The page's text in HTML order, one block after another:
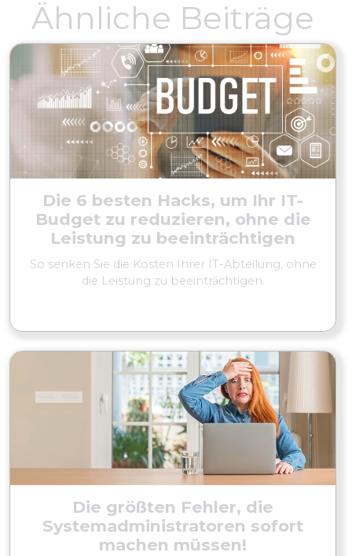
Ähnliche Beiträge
Die 6 besten Hacks, um Ihr IT-
Budget zu reduzieren, ohne die
Leistung zu beeinträchtigen
So senken Sie die Kosten Ihrer IT-Abteilung, ohne
die Leistung zu beeinträchtigen.
Die größten Fehler, die
Systemadministratoren sofort
machen müssen!